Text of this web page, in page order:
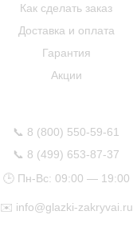
Как сделать заказ
Доставка и оплата
Гарантия
Акции
📞 8 (800) 550-59-61
📞 8 (499) 653-87-37
🕒 Пн-Вс: 09:00 — 19:00
✉️ info@glazki-zakryvai.ru